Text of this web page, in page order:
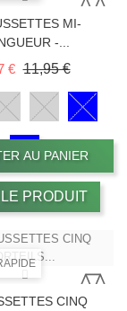
MI-
-...
€ Prix de base
11,95 €Prix
AU PANIER
PRODUIT
CINQ